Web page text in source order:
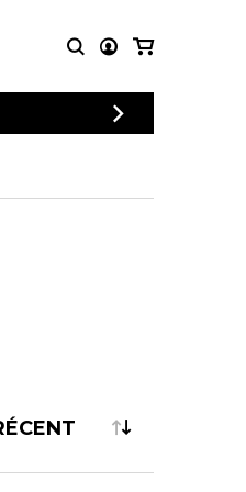
CONNEXION